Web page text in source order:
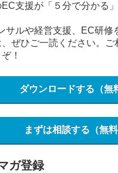
支援が「５分で分かる
サルや経営支援、EC研修
、ぜひご一読ください。ご
！
ダウンロードする（無
まずは相談する（無料
ガ登録